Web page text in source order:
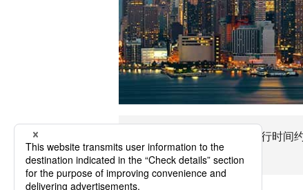
前往莫比尔 (亚拉巴马州)飞行时
州)之旅吧 !